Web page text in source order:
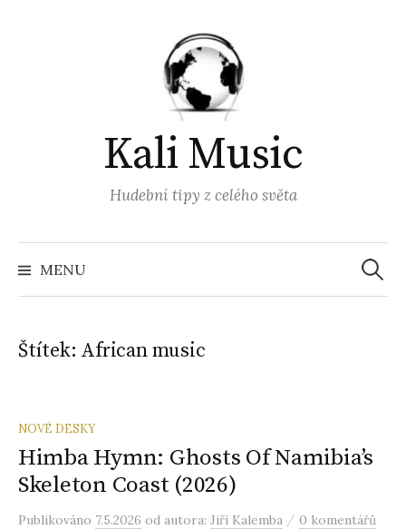
Kali Music
Hudební tipy z celého světa
MENU
Štítek: African music
NOVÉ DESKY
Himba Hymn: Ghosts Of Namibia’s
Skeleton Coast (2026)
Publikováno 7.5.2026 od autora: Jiří Kalemba / 0 komentářů